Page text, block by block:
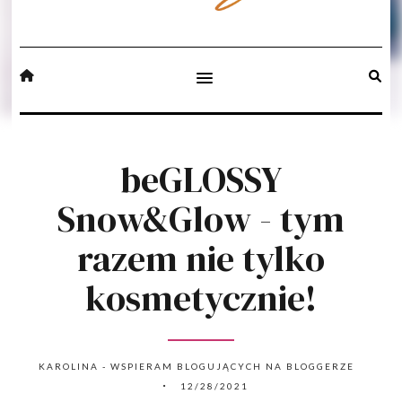
beGLOSSY
Snow&Glow - tym
razem nie tylko
kosmetycznie!
KAROLINA - WSPIERAM BLOGUJĄCYCH NA BLOGGERZE
12/28/2021